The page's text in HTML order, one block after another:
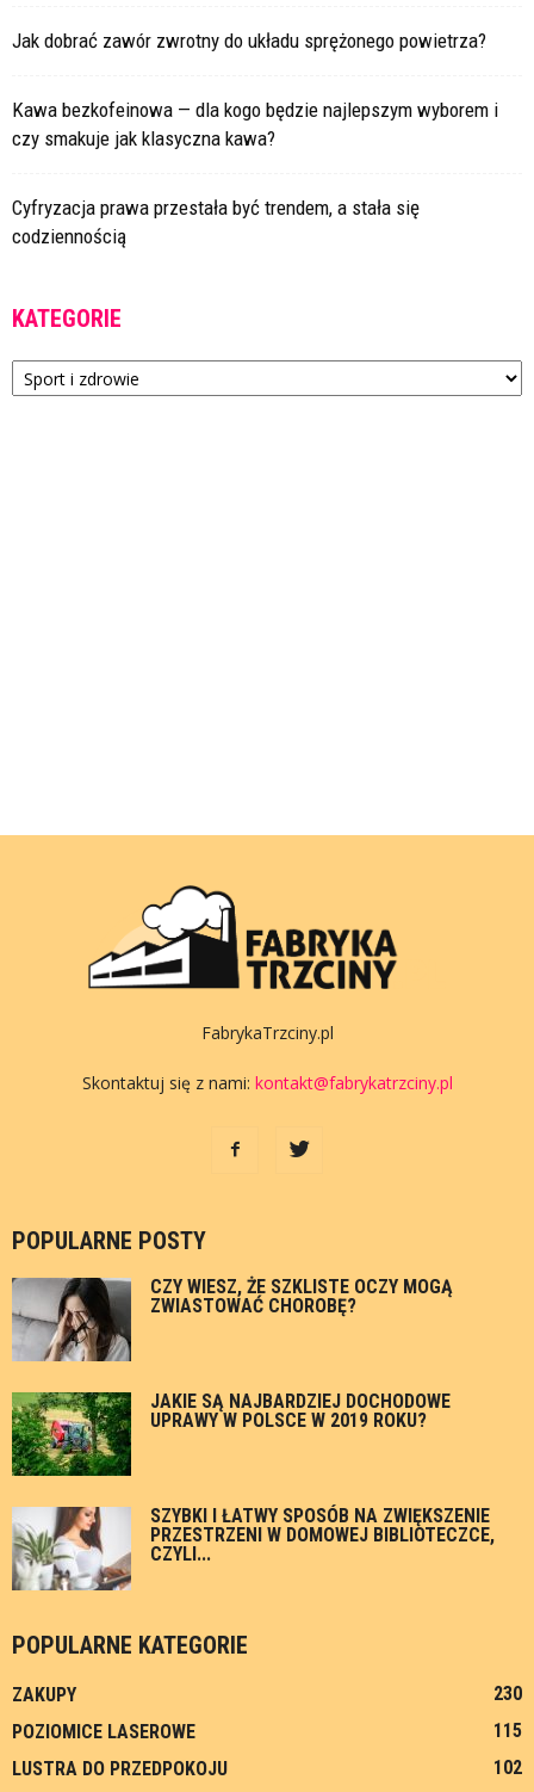
Jak dobrać zawór zwrotny do układu sprężonego powietrza?
Kawa bezkofeinowa — dla kogo będzie najlepszym wyborem i
czy smakuje jak klasyczna kawa?
Cyfryzacja prawa przestała być trendem, a stała się
codziennością
KATEGORIE
Kategorie
FabrykaTrzciny.pl
Skontaktuj się z nami: kontakt@fabrykatrzciny.pl
POPULARNE POSTY
CZY WIESZ, ŻE SZKLISTE OCZY MOGĄ
ZWIASTOWAĆ CHOROBĘ?
JAKIE SĄ NAJBARDZIEJ DOCHODOWE
UPRAWY W POLSCE W 2019 ROKU?
SZYBKI I ŁATWY SPOSÓB NA ZWIĘKSZENIE
PRZESTRZENI W DOMOWEJ BIBLIOTECZCE,
CZYLI...
POPULARNE KATEGORIE
ZAKUPY
230
POZIOMICE LASEROWE
115
LUSTRA DO PRZEDPOKOJU
102